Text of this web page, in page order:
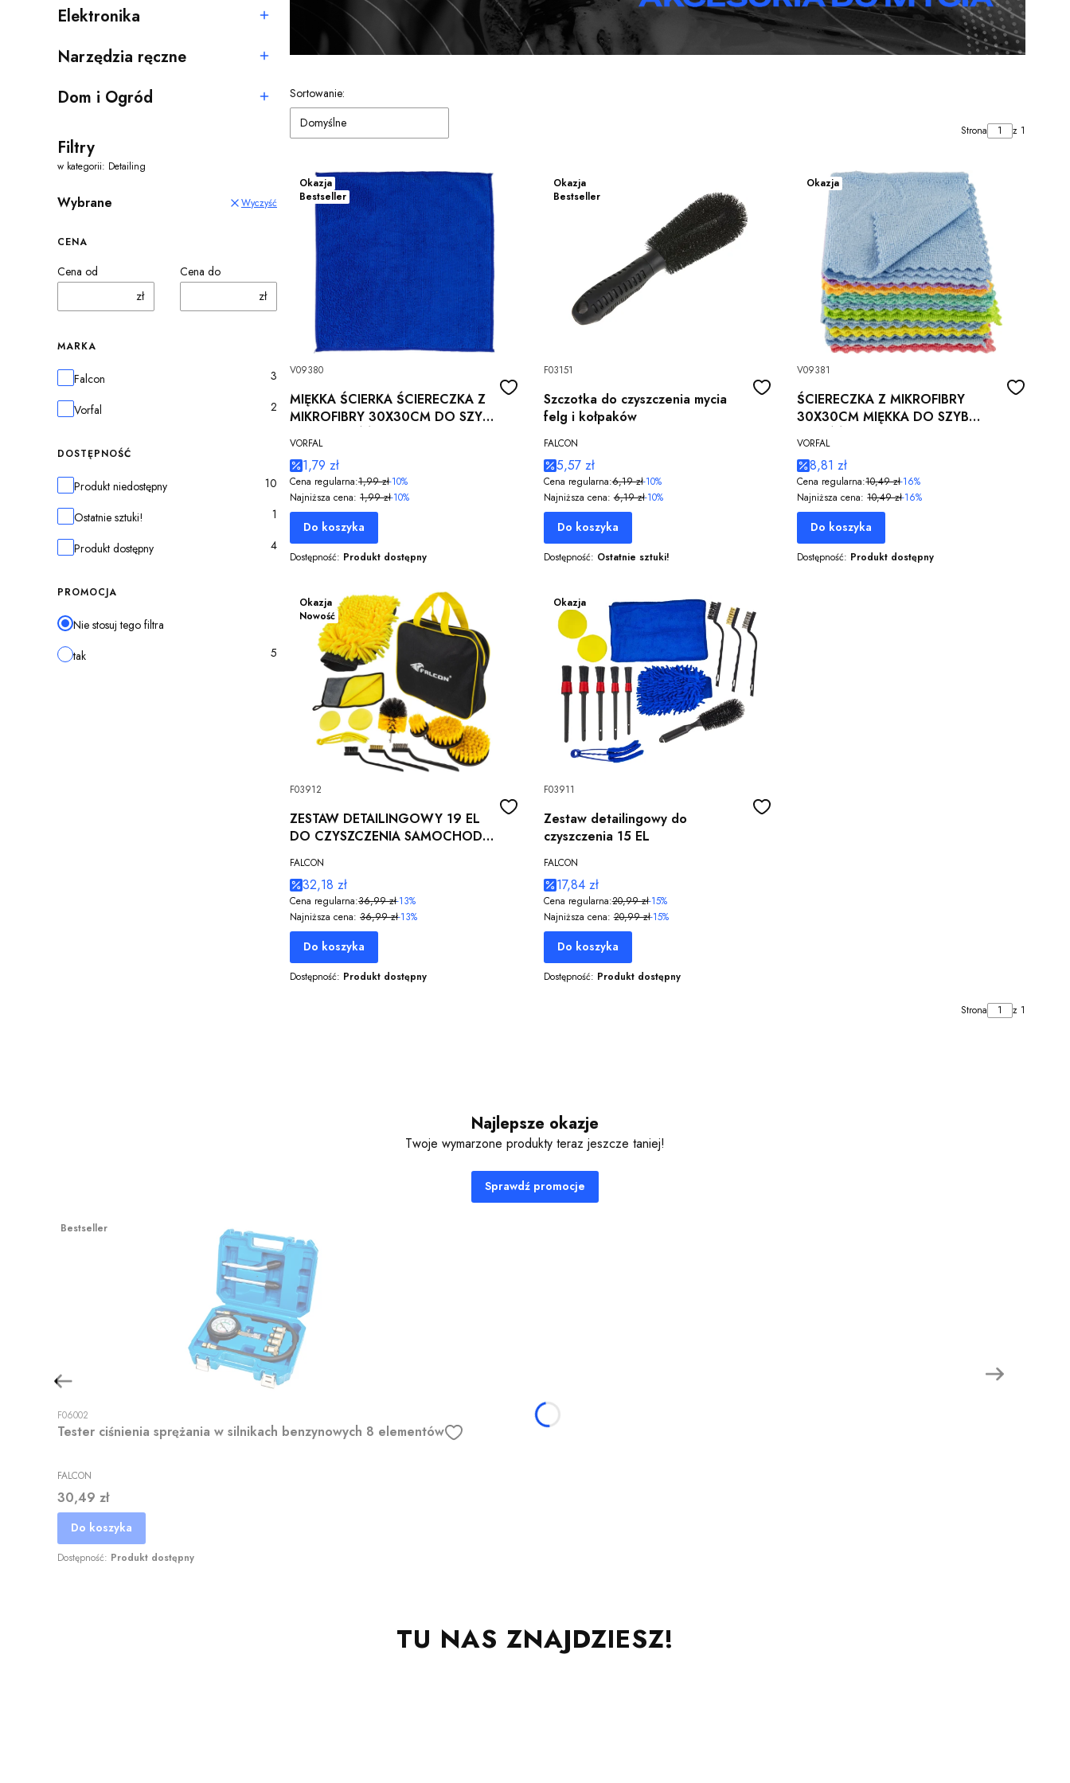
Kategoria - Elektronika
Elektronika
Kategoria - Narzędzia ręczne
Narzędzia ręczne
Kategoria - Dom i Ogród
Dom i Ogród
Filtry
w kategorii: Detailing
Wybrane Wyczyść
CENA
Cena od
zł
Cena do
zł
MARKA
Marka
Falcon 3
Vorfal 2
DOSTĘPNOŚĆ
Dostępność
Produkt niedostępny 10
Ostatnie sztuki! 1
Produkt dostępny 4
PROMOCJA
Nie stosuj tego filtra
tak
5
Lista produktów
Sortowanie:
Domyślne
Strona z 1
Okazja
Bestseller
V09380
MIĘKKA ŚCIERKA ŚCIERECZKA Z
MIKROFIBRY 30X30CM DO SZYB
VORFAL
1,79 zł
Cena regularna:1,99 zł-10%
Najniższa cena: 1,99 zł-10%
Do koszyka
Dostępność: Produkt dostępny
Okazja
Bestseller
F03151
Szczotka do czyszczenia mycia
felg i kołpaków
FALCON
5,57 zł
Cena regularna:6,19 zł-10%
Najniższa cena: 6,19 zł-10%
Do koszyka
Dostępność: Ostatnie sztuki!
Okazja
V09381
ŚCIERECZKA Z MIKROFIBRY
30X30CM MIĘKKA DO SZYB
VORFAL
8,81 zł
Cena regularna:10,49 zł-16%
Najniższa cena: 10,49 zł-16%
Do koszyka
Dostępność: Produkt dostępny
Okazja
Nowość
F03912
ZESTAW DETAILINGOWY 19 EL
DO CZYSZCZENIA SAMOCHODU
FALCON
32,18 zł
Cena regularna:36,99 zł-13%
Najniższa cena: 36,99 zł-13%
Do koszyka
Dostępność: Produkt dostępny
Okazja
F03911
Zestaw detailingowy do
czyszczenia 15 EL
FALCON
17,84 zł
Cena regularna:20,99 zł-15%
Najniższa cena: 20,99 zł-15%
Do koszyka
Dostępność: Produkt dostępny
Strona z 1
Najlepsze okazje
Twoje wymarzone produkty teraz jeszcze taniej!
Sprawdź promocje
Bestseller
F06002
Tester ciśnienia sprężania w silnikach benzynowych 8 elementów
FALCON
Cena
30,49 zł
Do koszyka
Dostępność: Produkt dostępny
TU NAS ZNAJDZIESZ!